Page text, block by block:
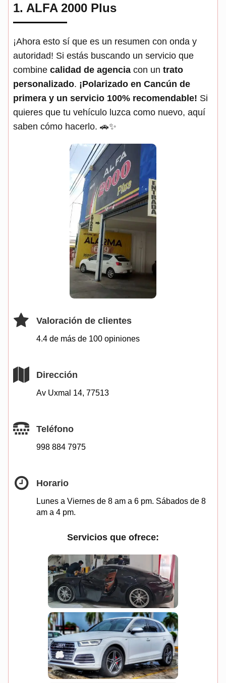
1. ALFA 2000 Plus
¡Ahora esto sí que es un resumen con onda y
autoridad! Si estás buscando un servicio que
combine calidad de agencia con un trato
personalizado. ¡Polarizado en Cancún de
primera y un servicio 100% recomendable! Si
quieres que tu vehículo luzca como nuevo, aquí
saben cómo hacerlo. 🚗✨
Valoración de clientes
4.4 de más de 100 opiniones
Dirección
Av Uxmal 14, 77513
Teléfono
998 884 7975
Horario
Lunes a Viernes de 8 am a 6 pm. Sábados de 8
am a 4 pm.
Servicios que ofrece: